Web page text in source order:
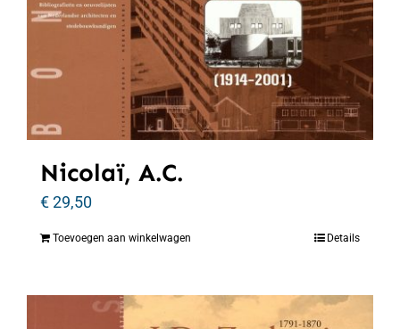
Nicolaï, A.C.
€29,50
Toevoegen aan winkelwagen Details